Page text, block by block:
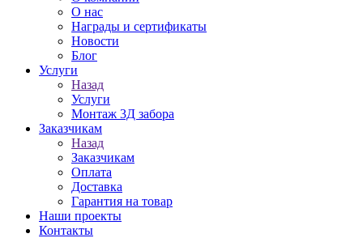
О нас
Награды и сертификаты
Новости
Блог
Услуги
Назад
Услуги
Монтаж 3Д забора
Заказчикам
Назад
Заказчикам
Оплата
Доставка
Гарантия на товар
Наши проекты
Контакты